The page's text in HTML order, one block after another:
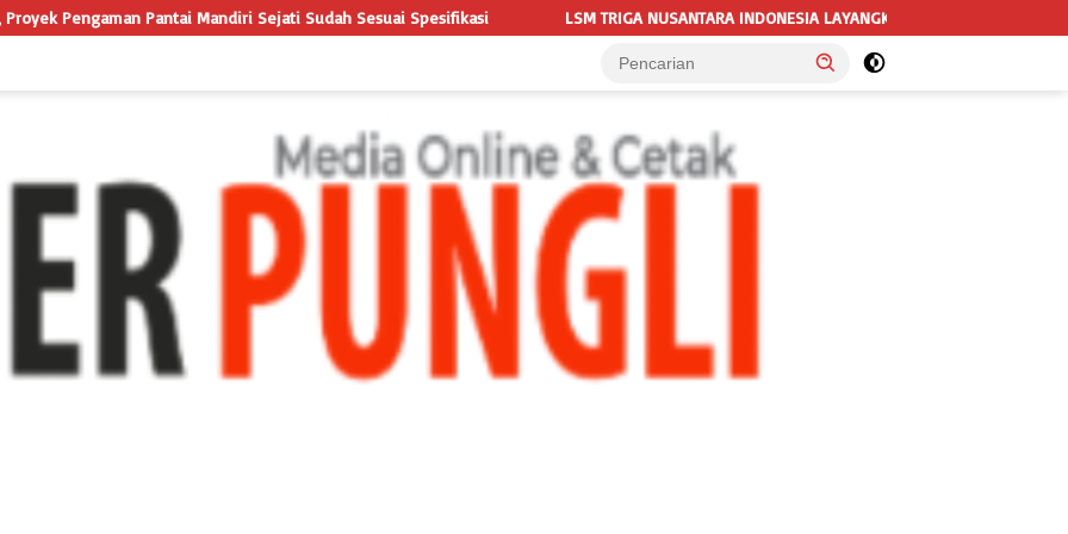
Sejati Sudah Sesuai Spesifikasi LSM TRIGA NUSANTARA INDONESIA LAYANGKAN SOMASI KEDUA DAN TERAKHIR KEPADA RUTAN